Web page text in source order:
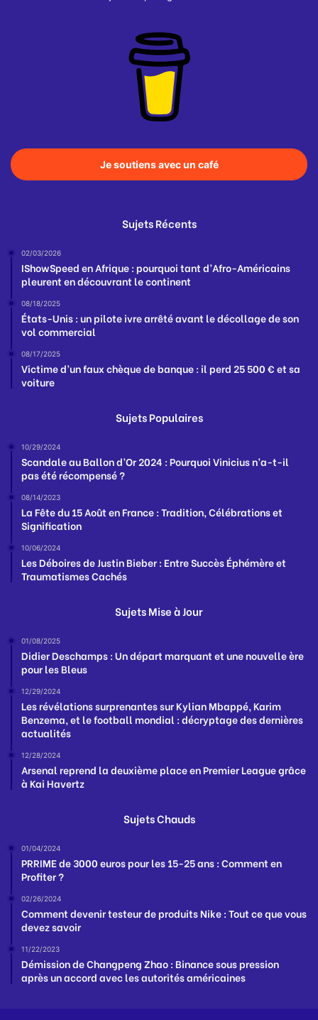
Je soutiens avec un café
Sujets Récents
02/03/2026
IShowSpeed en Afrique : pourquoi tant d’Afro-Américains
pleurent en découvrant le continent
08/18/2025
États-Unis : un pilote ivre arrêté avant le décollage de son
vol commercial
08/17/2025
Victime d’un faux chèque de banque : il perd 25 500 € et sa
voiture
Sujets Populaires
10/29/2024
Scandale au Ballon d’Or 2024 : Pourquoi Vinicius n’a-t-il
pas été récompensé ?
08/14/2023
La Fête du 15 Août en France : Tradition, Célébrations et
Signification
10/06/2024
Les Déboires de Justin Bieber : Entre Succès Éphémère et
Traumatismes Cachés
Sujets Mise à Jour
01/08/2025
Didier Deschamps : Un départ marquant et une nouvelle ère
pour les Bleus
12/29/2024
Les révélations surprenantes sur Kylian Mbappé, Karim
Benzema, et le football mondial : décryptage des dernières
actualités
12/28/2024
Arsenal reprend la deuxième place en Premier League grâce
à Kai Havertz
Sujets Chauds
01/04/2024
PRRIME de 3000 euros pour les 15-25 ans : Comment en
Profiter ?
02/26/2024
Comment devenir testeur de produits Nike : Tout ce que vous
devez savoir
11/22/2023
Démission de Changpeng Zhao : Binance sous pression
après un accord avec les autorités américaines